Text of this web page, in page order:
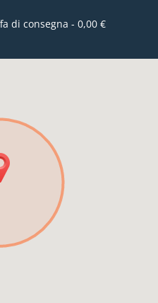
di consegna - 0,00 €